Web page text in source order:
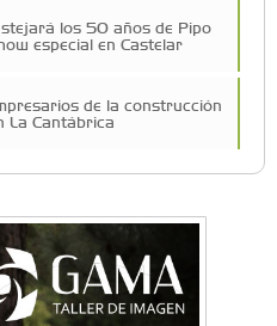
los 50 años de Pipo
especial en Castelar
de la construcción
La Cantábrica
de Castelar competirá
Cultura